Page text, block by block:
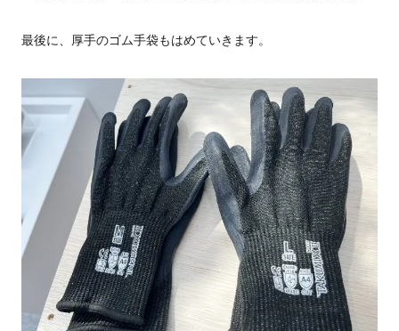
最後に、厚手のゴム手袋もはめていきます。